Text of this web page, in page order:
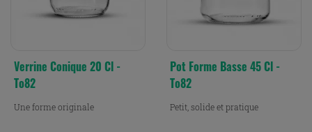
Verrine Conique 20 Cl -
To82
Une forme originale
Pot Forme Basse 45 Cl -
To82
Petit, solide et pratique